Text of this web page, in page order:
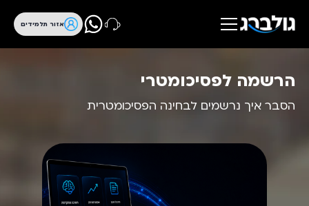
אזור תלמידים
הרשמה לפסיכומטרי
הסבר איך נרשמים לבחינה הפסיכומטרית